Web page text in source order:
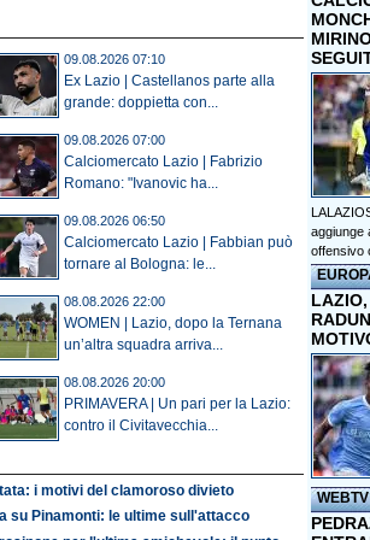
09.08.2026 07:10
Ex Lazio | Castellanos parte alla
grande: doppietta con...
09.08.2026 07:00
Calciomercato Lazio | Fabrizio
Romano: "Ivanovic ha...
09.08.2026 06:50
Calciomercato Lazio | Fabbian può
tornare al Bologna: le...
08.08.2026 22:00
WOMEN | Lazio, dopo la Ternana
un’altra squadra arriva...
08.08.2026 20:00
PRIMAVERA | Un pari per la Lazio:
contro il Civitavecchia...
i motivi del clamoroso divieto
su Pinamonti: le ultime sull'attacco
aggiunge
offensivo
WEBTV